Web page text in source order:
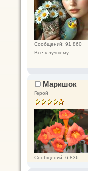
Сообщений: 91 860
Всё к лучшему
Маришок
Герой
Сообщений: 6 836